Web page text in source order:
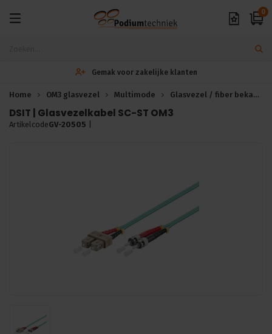
0
Gemak voor zakelijke klanten
Home OM3 glasvezel Multimode Glasvezel / fiber bekabeling
DSIT | Glasvezelkabel SC-ST OM3
ArtikelcodeGV-20505